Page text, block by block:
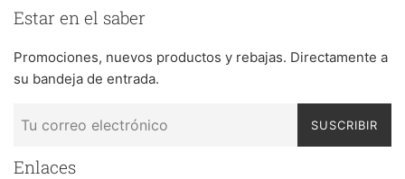
Estar en el saber
Promociones, nuevos productos y rebajas. Directamente a
su bandeja de entrada.
SUSCRIBIR
Enlaces